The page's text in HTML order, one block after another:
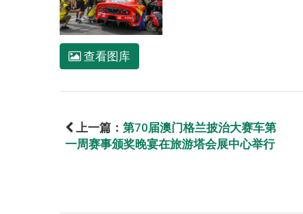
查看图库
上一篇： 第70届澳门格兰披治大赛车第
一周赛事颁奖晚宴在旅游塔会展中心举行